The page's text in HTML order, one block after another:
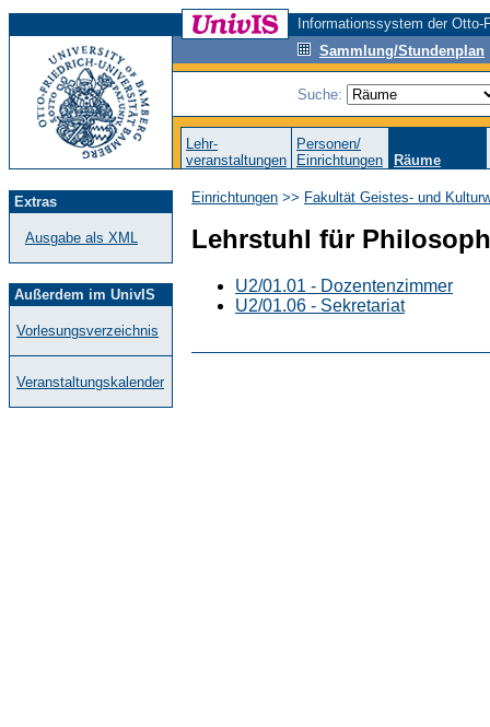
Informationssystem der
Sammlung/Stundenplan
Suche:
Lehr-
veranstaltungen
Personen/
Einrichtungen
Räume
Extras
Ausgabe als XML
Außerdem im UnivIS
Vorlesungsverzeichnis
Veranstaltungskalender
Einrichtungen >> Fakultät Geistes- und
Lehrstuhl für
U2/01.01 - Dozentenzimmer
U2/01.06 - Sekretariat